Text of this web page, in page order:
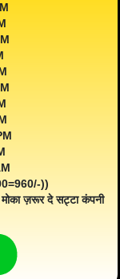
))
ज़रूर दे सट्टा कंपनी